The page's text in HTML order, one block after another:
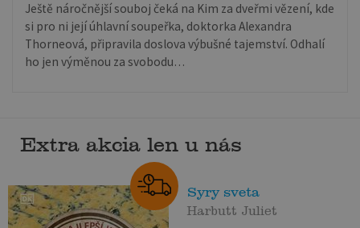
Ještě náročnější souboj čeká na Kim za dveřmi vězení, kde
si pro ni její úhlavní soupeřka, doktorka Alexandra
Thorneová, připravila doslova výbušné tajemství. Odhalí
ho jen výměnou za svobodu…
Extra akcia len u nás
Syry sveta
Harbutt Juliet